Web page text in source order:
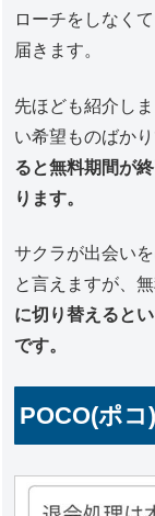
ローチをしなく
届きます。
先ほども紹介し
い希望ものばかり
ると無料期間が
ります。
サクラが出会い
と言えますが、
に切り替えると
です。
POCO(ポ